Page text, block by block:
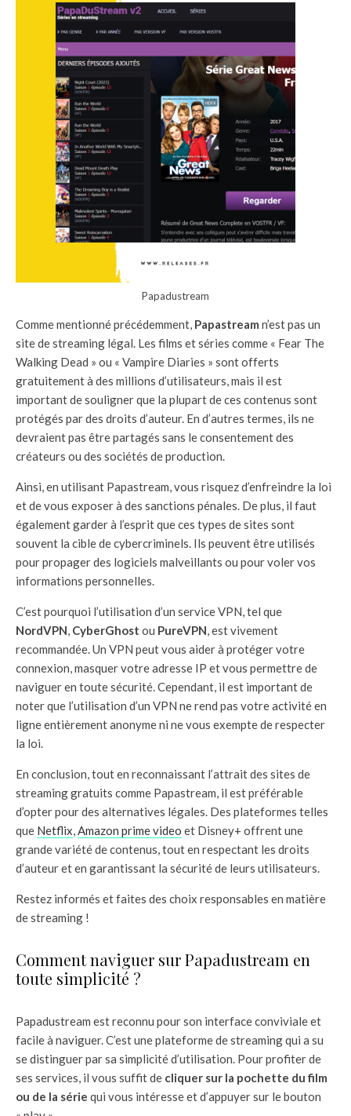
Papadustream
Comme mentionné précédemment, Papastream n’est pas un
site de streaming légal. Les films et séries comme « Fear The
Walking Dead » ou « Vampire Diaries » sont offerts
gratuitement à des millions d’utilisateurs, mais il est
important de souligner que la plupart de ces contenus sont
protégés par des droits d’auteur. En d’autres termes, ils ne
devraient pas être partagés sans le consentement des
créateurs ou des sociétés de production.
Ainsi, en utilisant Papastream, vous risquez d’enfreindre la loi
et de vous exposer à des sanctions pénales. De plus, il faut
également garder à l’esprit que ces types de sites sont
souvent la cible de cybercriminels. Ils peuvent être utilisés
pour propager des logiciels malveillants ou pour voler vos
informations personnelles.
C’est pourquoi l’utilisation d’un service VPN, tel que
NordVPN, CyberGhost ou PureVPN, est vivement
recommandée. Un VPN peut vous aider à protéger votre
connexion, masquer votre adresse IP et vous permettre de
naviguer en toute sécurité. Cependant, il est important de
noter que l’utilisation d’un VPN ne rend pas votre activité en
ligne entièrement anonyme ni ne vous exempte de respecter
la loi.
En conclusion, tout en reconnaissant l’attrait des sites de
streaming gratuits comme Papastream, il est préférable
d’opter pour des alternatives légales. Des plateformes telles
que Netflix,Amazon prime video et Disney+ offrent une
grande variété de contenus, tout en respectant les droits
d’auteur et en garantissant la sécurité de leurs utilisateurs.
Restez informés et faites des choix responsables en matière
de streaming !
Comment naviguer sur Papadustream en
toute simplicité ?
Papadustream est reconnu pour son interface conviviale et
facile à naviguer. C’est une plateforme de streaming qui a su
se distinguer par sa simplicité d’utilisation. Pour profiter de
ses services, il vous suffit de cliquer sur la pochette du film
ou de la série qui vous intéresse et d’appuyer sur le bouton